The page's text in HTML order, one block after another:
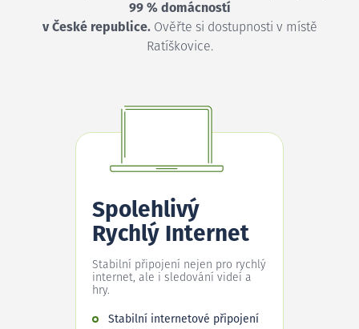
99 % domácností
v České republice.Ověřte si dostupnosti v místě
Ratíškovice.
Spolehlivý
Rychlý Internet
Stabilní připojení nejen pro rychlý
internet, ale i sledování videí a
hry.
Stabilní internetové připojení